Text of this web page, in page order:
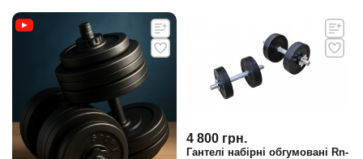
4 800 грн.
Гантелі набірні обгумовані Rn-